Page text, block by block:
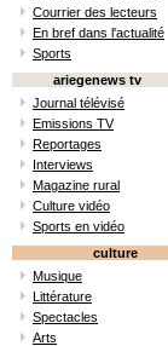
Courrier des lecteurs
En bref dans l'actualité
Sports
ariegenews tv
Journal télévisé
Emissions TV
Reportages
Interviews
Magazine rural
Culture vidéo
Sports en vidéo
culture
Musique
Littérature
Spectacles
Arts